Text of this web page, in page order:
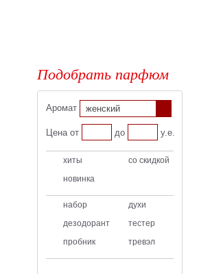
Подобрать парфюм
Аромат женский
Цена от до у.е.
хиты
со скидкой
новинка
набор
духи
дезодорант
тестер
пробник
тревэл